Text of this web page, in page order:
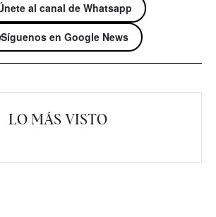
al canal de Whatsapp
Síguenos en Google News
LO MÁS VISTO